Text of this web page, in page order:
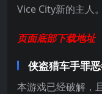
Vice City新的主人。
页面底部下载地址
侠盗猎车手罪
本游戏已经破解，